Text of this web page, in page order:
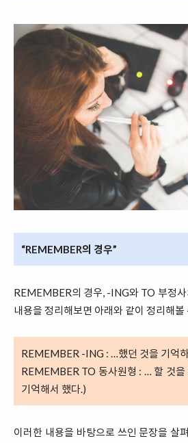
“REMEMBER의 경우”
REMEMBER의 경우, -ING와 TO 부정
내용을 정리해보면 아래와 같이 정리해볼
REMEMBER -ING : …했던 것을 기억
REMEMBER TO 동사원형 : … 할 것을
기억해서 했다.)
이러한 내용을 바탕으로 쓰인 문장을 살